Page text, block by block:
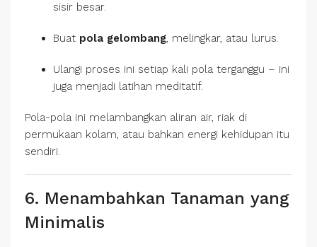
sisir besar.
Buat pola gelombang, melingkar, atau lurus.
Ulangi proses ini setiap kali pola terganggu – ini
juga menjadi latihan meditatif.
Pola-pola ini melambangkan aliran air, riak di
permukaan kolam, atau bahkan energi kehidupan itu
sendiri.
6. Menambahkan Tanaman yang
Minimalis